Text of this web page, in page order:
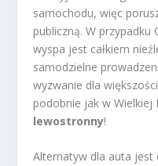
samochodu, więc
publiczną. W przypadku
wyspa jest całkiem
samodzielne
wyzwanie dla
podobnie jak w Wielkiej
lewostronny!
Alternatyw dla auta